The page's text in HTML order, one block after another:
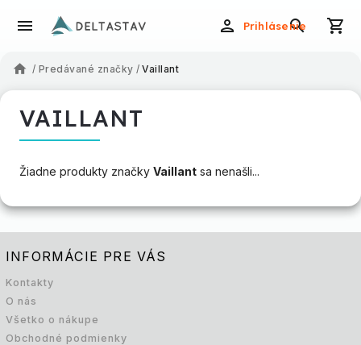
Prihlásenie
/ Predávané značky / Vaillant
VAILLANT
Žiadne produkty značky Vaillant sa nenašli...
INFORMÁCIE PRE VÁS
Kontakty
O nás
Všetko o nákupe
Obchodné podmienky